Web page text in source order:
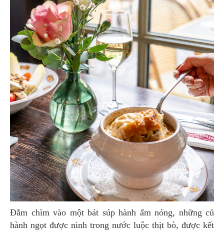
Đắm chìm vào một bát súp hành ấm nóng, những củ
hành ngọt được ninh trong nước luộc thịt bò, được kết